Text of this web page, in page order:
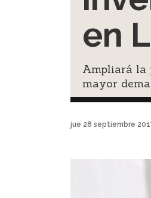
en
Ampliará la
mayor
jue 28 septiembre